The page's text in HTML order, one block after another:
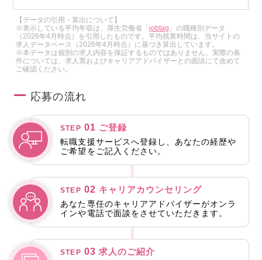
【データの引用・算出について】
※表示している平均年収は、厚生労働省「jobtag 」の職種別データ
（2026年4月時点）を引用したものです。平均残業時間は、当サイトの
求人データベース（2026年4月時点）に基づき算出しています。
※本データは個別の求人内容を保証するものではありません。実際の条
件については、求人票およびキャリアアドバイザーとの面談にて改めて
ご確認ください。
応募の流れ
STEP 01 ご登録
転職支援サービスへ登録し、あなたの経歴や
ご希望をご記入ください。
STEP 02 キャリアカウンセリング
あなた専任のキャリアアドバイザーがオンラ
インや電話で面談をさせていただきます。
STEP 03 求人のご紹介